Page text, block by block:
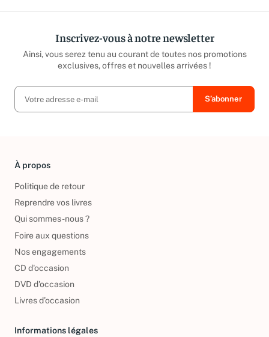
Inscrivez-vous à notre newsletter
Ainsi, vous serez tenu au courant de toutes nos promotions
exclusives, offres et nouvelles arrivées !
À propos
Politique de retour
Reprendre vos livres
Qui sommes-nous ?
Foire aux questions
Nos engagements
CD d'occasion
DVD d'occasion
Livres d’occasion
Informations légales